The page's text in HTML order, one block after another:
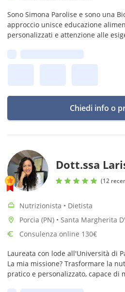
Sono Simona Parolise e sono una
approccio unisce educazione
personalizzati e attenzione alle
Chiedi info o
Dott.ssa
(12
Nutrizionista • Dietista
Porcia (PN) • Santa Margherita
Consulenza online 130€
Laureata con lode all'Università di
La mia missione? Trasformare la
pratico e personalizzato, capace di